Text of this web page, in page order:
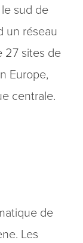
sud de
un réseau
27 sites de
Europe,
centrale.
de
Les